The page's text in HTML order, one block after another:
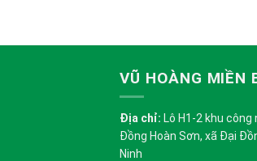
VŨ HOÀNG MIỀN
Địa chỉ: Lô H1-2 khu
Đồng Hoàn Sơn, xã Đại
Ninh